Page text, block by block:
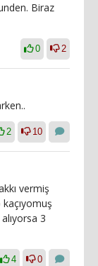
Biraz
0 2
2 10
vermiş
kaçıyomuş
3
4 0